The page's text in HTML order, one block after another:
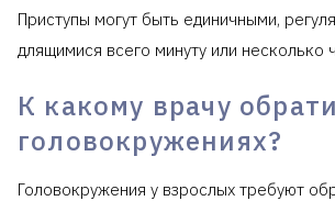
Приступы могут быть единичными,
длящимися всего минуту или несколько
К какому врачу
головокружениях?
Головокружения у взрослых требуют